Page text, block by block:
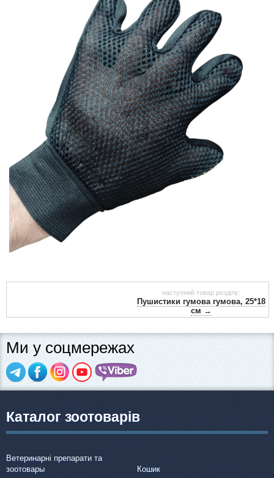
наступний товар розділу:
Пушистики гумова гумова, 25*18
см →
Ми у соцмережах
Каталог зоотоварів
Ветеринарні препарати та
зоотовары
Кошик